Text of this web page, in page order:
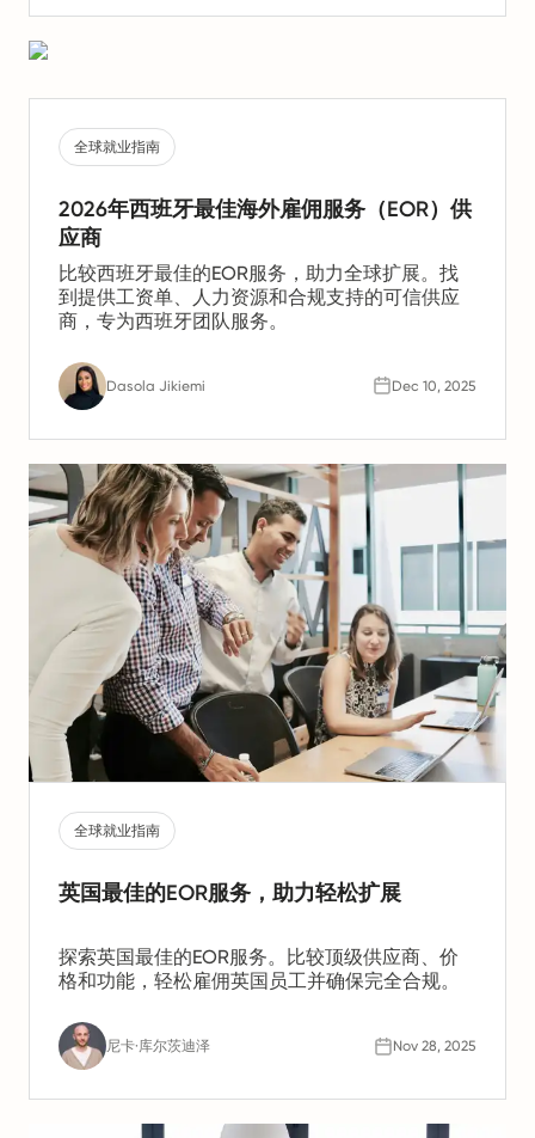
全球就业指南
2026年西班牙最佳海外雇佣服务（EOR）供
应商
比较西班牙最佳的EOR服务，助力全球扩展。找
到提供工资单、人力资源和合规支持的可信供应
商，专为西班牙团队服务。
Dasola Jikiemi Dec 10, 2025
全球就业指南
英国最佳的EOR服务，助力轻松扩展
探索英国最佳的EOR服务。比较顶级供应商、价
格和功能，轻松雇佣英国员工并确保完全合规。
尼卡·库尔茨迪泽 Nov 28, 2025